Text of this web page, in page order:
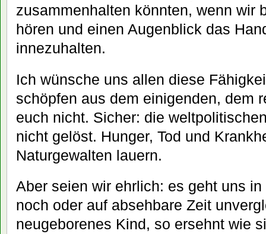
zusammenhalten könnten, wenn wir
hören und einen Augenblick das
innezuhalten.
Ich wünsche uns allen diese
schöpfen aus dem einigenden, dem
euch nicht. Sicher: die
nicht gelöst. Hunger, Tod und
Naturgewalten lauern.
Aber seien wir ehrlich: es geht uns
noch oder auf absehbare Zeit
neugeborenes Kind, so ersehnt wie